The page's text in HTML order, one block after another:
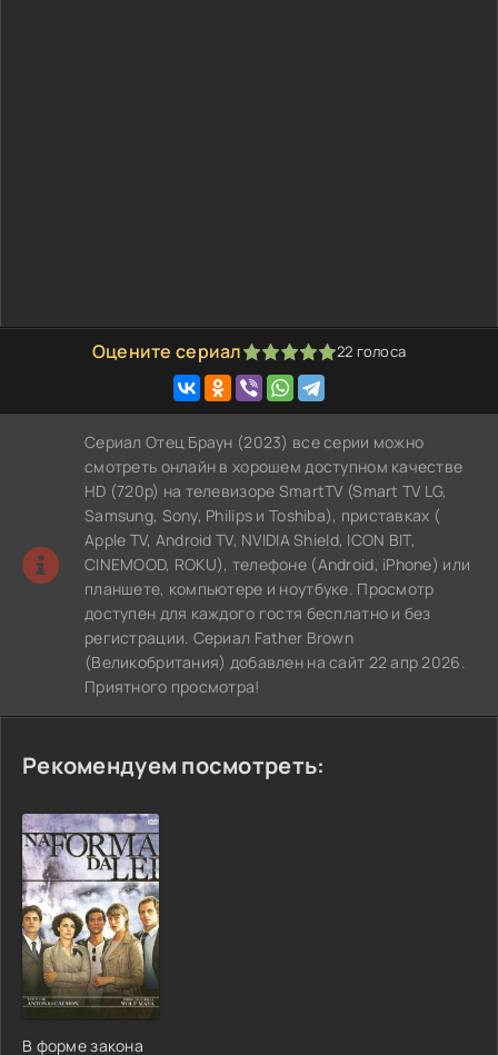
Оцените сериал
1 2 3 4 5 22 голоса
Сериал Отец Браун (2023) все серии можно
смотреть онлайн в хорошем доступном качестве
HD (720p) на телевизоре SmartTV (Smart TV LG,
Samsung, Sony, Philips и Toshiba), приставках (
Apple TV, Android TV, NVIDIA Shield, ICON BIT,
CINEMOOD, ROKU), телефоне (Android, iPhone) или
планшете, компьютере и ноутбуке. Просмотр
доступен для каждого гостя бесплатно и без
регистрации. Сериал Father Brown
(Великобритания) добавлен на сайт 22 апр 2026.
Приятного просмотра!
Рекомендуем посмотреть:
В форме закона